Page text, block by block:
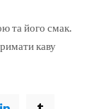
та його смак.
каву